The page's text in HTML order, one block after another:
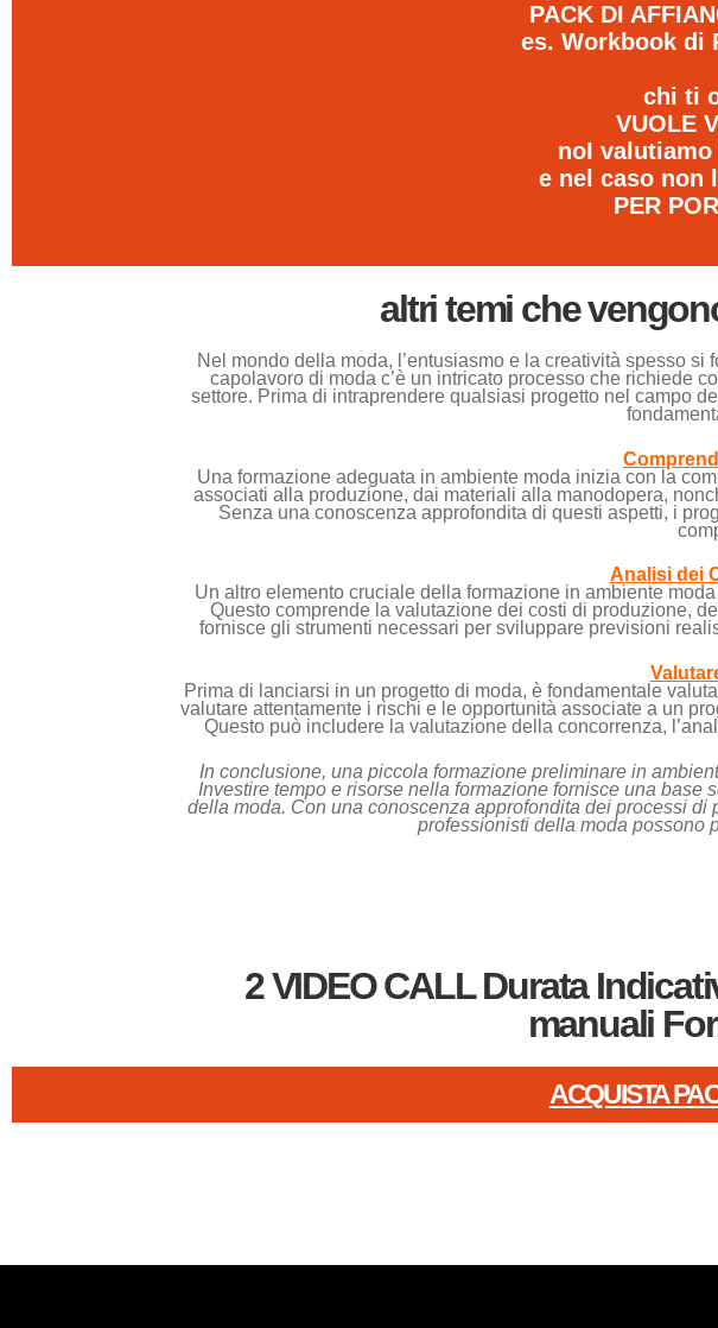
PACK DI
es. Workbook di
chi ti
VUOLE
noI
e nel caso non
PER
altri temi che
Nel mondo della moda, l’entusiasmo e la creatività spesso
capolavoro di moda c’è un intricato processo che richiede
settore. Prima di intraprendere qualsiasi progetto nel campo
Una formazione adeguata in ambiente moda inizia con la
associati alla produzione, dai materiali alla manodopera,
Senza una conoscenza approfondita di questi aspetti, i
Analisi dei
Un altro elemento cruciale della formazione in ambiente
Questo comprende la valutazione dei costi di produzione,
fornisce gli strumenti necessari per sviluppare previsioni
Prima di lanciarsi in un progetto di moda, è fondamentale
valutare attentamente i rischi e le opportunità associate a un
Questo può includere la valutazione della concorrenza,
In conclusione, una piccola formazione preliminare in
Investire tempo e risorse nella formazione fornisce una
della moda. Con una conoscenza approfondita dei processi
professionisti della moda possono
2 VIDEO CALL Durata
manuali
ACQUISTA